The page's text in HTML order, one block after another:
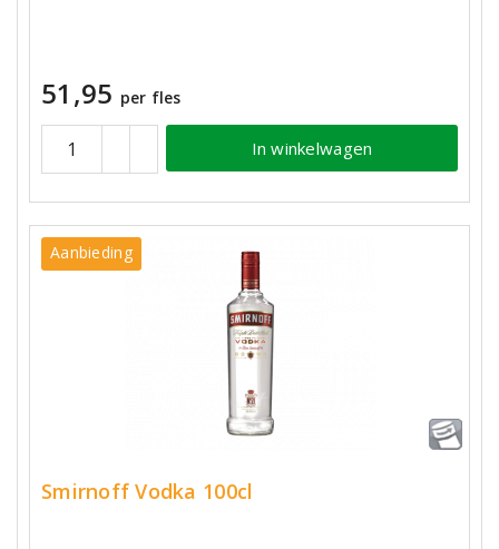
51,95 per fles
In winkelwagen
Aanbieding
Smirnoff Vodka 100cl